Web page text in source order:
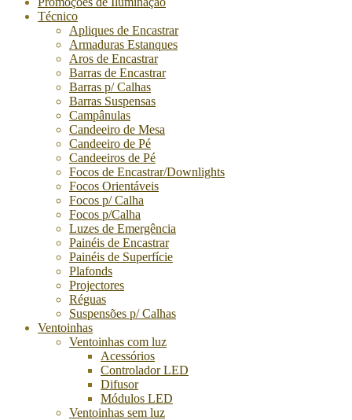
Técnico
Apliques de Encastrar
Armaduras Estanques
Aros de Encastrar
Barras de Encastrar
Barras p/ Calhas
Barras Suspensas
Campânulas
Candeeiro de Mesa
Candeeiro de Pé
Candeeiros de Pé
Focos de Encastrar/Downlights
Focos Orientáveis
Focos p/ Calha
Focos p/Calha
Luzes de Emergência
Painéis de Encastrar
Painéis de Superfície
Plafonds
Projectores
Réguas
Suspensões p/ Calhas
Ventoinhas
Ventoinhas com luz
Acessórios
Controlador LED
Difusor
Módulos LED
Ventoinhas sem luz